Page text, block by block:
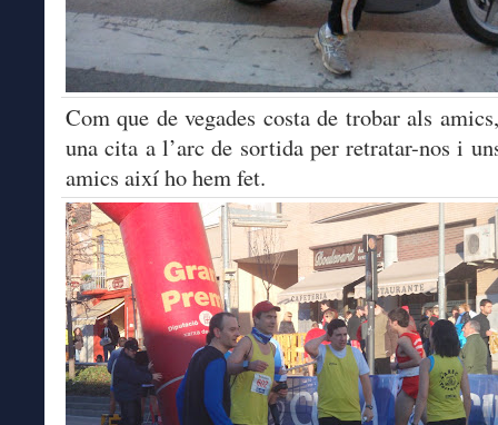
Com que de vegades costa de trobar als
una cita a l’arc de sortida per retratar-nos i
amics així ho hem fet.